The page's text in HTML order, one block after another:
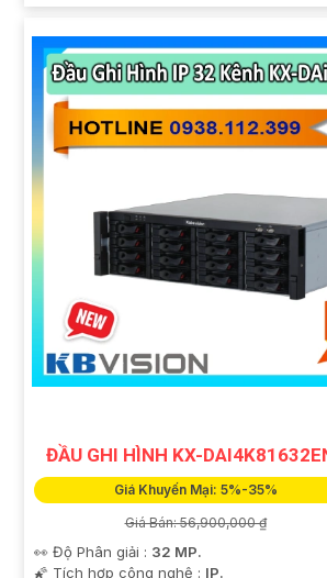
ĐẦU GHI HÌNH KX-
Giá Khuyến Mại: 5%-35%
Giá Bán: 56,900,000 ₫
👀 Độ Phân giải : 32 MP.
🌠 Tích hợp công nghệ : IP.